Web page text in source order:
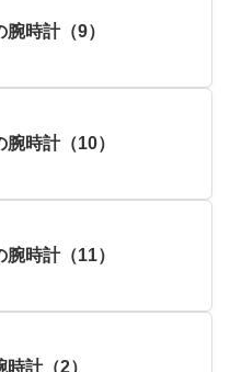
時計（9）
時計（10）
時計（11）
計（2）